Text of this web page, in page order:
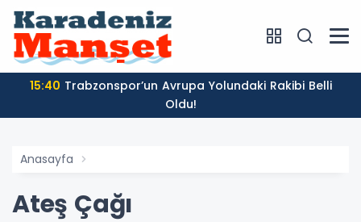
15:40
Oldu!
Anasayfa
Ateş Çağı